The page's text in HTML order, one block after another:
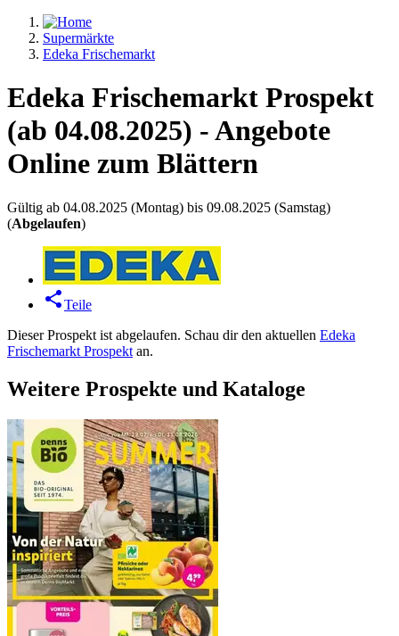
Supermärkte
Edeka Frischemarkt
Edeka Frischemarkt Prospekt
(ab 04.08.2025) - Angebote
Online zum Blättern
Gültig ab 04.08.2025 (Montag) bis 09.08.2025 (Samstag)
(Abgelaufen)
Teile
Dieser Prospekt ist abgelaufen. Schau dir den aktuellen Edeka
Frischemarkt Prospekt an.
Weitere Prospekte und Kataloge